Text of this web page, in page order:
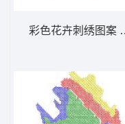
彩色花卉刺绣图案